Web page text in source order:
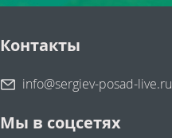
Контакты
info@sergiev-posad-live.ru
Мы в соцсетях